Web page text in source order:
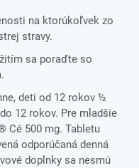
na ktorúkoľvek zo
stravy.
sa poraďte so
deti od 12 rokov ½
12 rokov. Pre mladšie
Cé 500 mg. Tabletu
odporúčaná denná
doplnky sa nesmú